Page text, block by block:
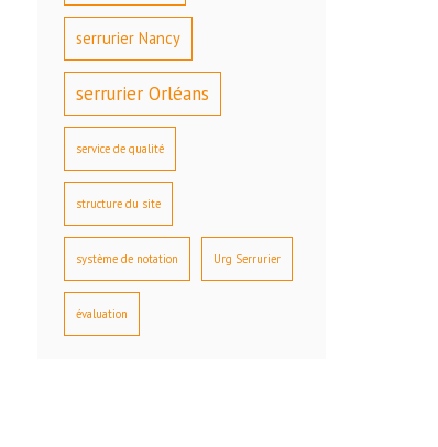
serrurier Nancy
serrurier Orléans
service de qualité
structure du site
système de notation Urg Serrurier
évaluation